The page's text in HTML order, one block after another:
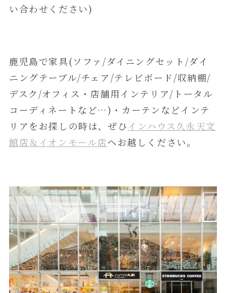
い合わせください)
鹿児島で家具(ソファ/ダイニングセット/ダイ
ニングテーブル/チェア/テレビボード/収納棚/
デスク/オフィス・店舗用インテリア/トータル
コーディネートなど…)・カーテンなどインテ
リアをお探しの時は、ぜひインハウス久永天文
館店＆イオンモール店へお越しください。